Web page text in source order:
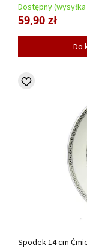
Dostępny
59,90 zł
Do
Spodek 14 cm